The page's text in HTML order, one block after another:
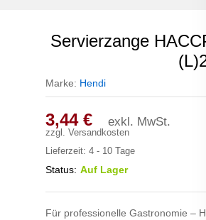
Servierzange
Marke: Hendi
3,44 € exkl. MwSt.
zzgl. Versandkosten
Lieferzeit: 4 - 10 Tage
Status: Auf Lager
Für professionelle Gastronomie –